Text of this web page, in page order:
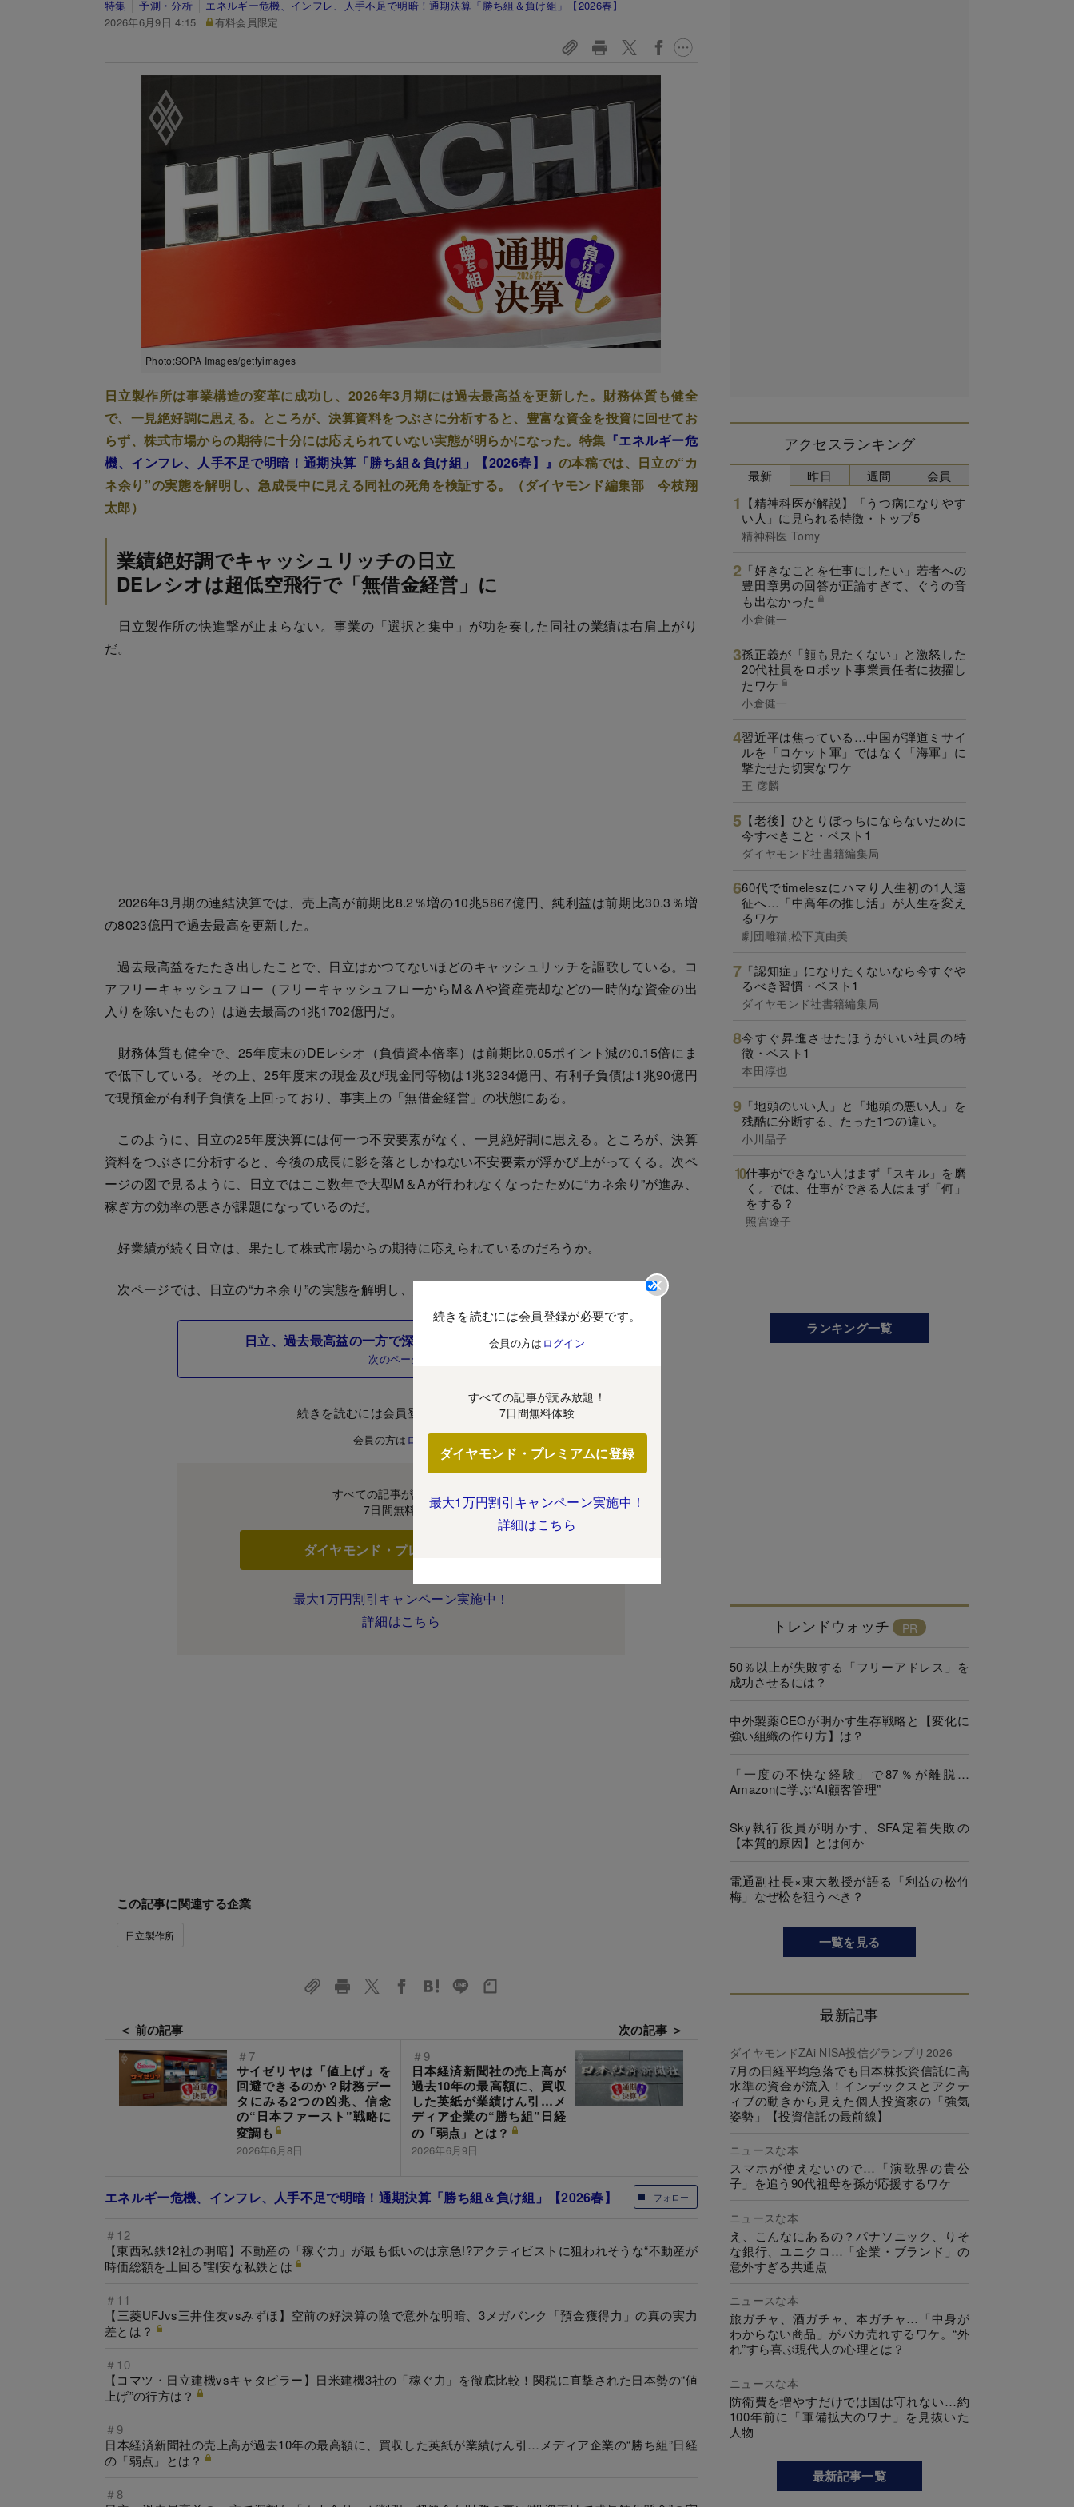
特集 予測・分析
エネルギー危機、インフレ、人手不足で明暗！通期決算「勝ち組＆負け組」【2026春】
2026年6月9日 4:15
有料会員限定
Photo:SOPA Images/gettyimages
日立製作所は事業構造の変革に成功し、2026年3月期には過去最高益を更新した。財務体質も健全
で、一見絶好調に思える。ところが、決算資料をつぶさに分析すると、豊富な資金を投資に回せてお
らず、株式市場からの期待に十分には応えられていない実態が明らかになった。特集 『エネルギー危
機、インフレ、人手不足で明暗！通期決算「勝ち組＆負け組」【2026春】』 の本稿では、日立の“カ
ネ余り”の実態を解明し、急成長中に見える同社の死角を検証する。（ダイヤモンド編集部 今枝翔
太郎）
業績絶好調でキャッシュリッチの日立
DEレシオは超低空飛行で「無借金経営」に
日立製作所の快進撃が止まらない。事業の「選択と集中」が功を奏した同社の業績は右肩上がり
だ。
2026年3月期の連結決算では、売上高が前期比8.2％増の10兆5867億円、純利益は前期比30.3％増
の8023億円で過去最高を更新した。
過去最高益をたたき出したことで、日立はかつてないほどのキャッシュリッチを謳歌している。コ
アフリーキャッシュフロー（フリーキャッシュフローからM＆Aや資産売却などの一時的な資金の出
入りを除いたもの）は過去最高の1兆1702億円だ。
財務体質も健全で、25年度末のDEレシオ（負債資本倍率）は前期比0.05ポイント減の0.15倍にま
で低下している。その上、25年度末の現金及び現金同等物は1兆3234億円、有利子負債は1兆90億円
で現預金が有利子負債を上回っており、事実上の「無借金経営」の状態にある。
このように、日立の25年度決算には何一つ不安要素がなく、一見絶好調に思える。ところが、決算
資料をつぶさに分析すると、今後の成長に影を落としかねない不安要素が浮かび上がってくる。次ペ
ージの図で見るように、日立ではここ数年で大型M＆Aが行われなくなったために“カネ余り”が進み、
稼ぎ方の効率の悪さが課題になっているのだ。
好業績が続く日立は、果たして株式市場からの期待に応えられているのだろうか。
次ページでは、日立の“カネ余り”の実態を解明し、急成長中に見える同社の死角を検証する。
日立、過去最高益の一方で深刻な「カネ余り」が判明
次のページ
続きを読むには会員登録が必要です。
会員の方は ログイン
すべての記事が読み放題！
7日間無料体験
ダイヤモンド・プレミアムに登録
最大1万円割引キャンペーン実施中！
詳細はこちら
続きを読むには会員登録が必要です。
会員の方は ログイン
すべての記事が読み放題！
7日間無料体験
ダイヤモンド・プレミアムに登録
最大1万円割引キャンペーン実施中！
詳細はこちら
この記事に関連する企業
日立製作所
＜ 前の記事
＃7
サイゼリヤは「値上げ」を
回避できるのか？財務デー
タにみる2つの凶兆、信念
の“日本ファースト”戦略に
変調も
2026年6月8日
次の記事 ＞
＃9
日本経済新聞社の売上高が
過去10年の最高額に、買収
した英紙が業績けん引…メ
ディア企業の“勝ち組”日経
の「弱点」とは？
2026年6月9日
フォロー
エネルギー危機、インフレ、人手不足で明暗！通期決算「勝ち組＆負け組」【2026春】
＃12
【東西私鉄12社の明暗】不動産の「稼ぐ力」が最も低いのは京急!?アクティビストに狙われそうな“不動産が
時価総額を上回る”割安な私鉄とは
＃11
【三菱UFJvs三井住友vsみずほ】空前の好決算の陰で意外な明暗、3メガバンク「預金獲得力」の真の実力
差とは？
＃10
【コマツ・日立建機vsキャタピラー】日米建機3社の「稼ぐ力」を徹底比較！関税に直撃された日本勢の“値
上げ”の行方は？
＃9
日本経済新聞社の売上高が過去10年の最高額に、買収した英紙が業績けん引…メディア企業の“勝ち組”日経
の「弱点」とは？
＃8
アクセスランキング
最新
【精神科医が解説】「うつ病になりやす
い人」に見られる特徴・トップ5
精神科医 Tomy
「好きなことを仕事にしたい」若者への
豊田章男の回答が正論すぎて、ぐうの音
も出なかった
小倉健一
孫正義が「顔も見たくない」と激怒した
20代社員をロボット事業責任者に抜擢し
たワケ
小倉健一
習近平は焦っている…中国が弾道ミサイ
ルを「ロケット軍」ではなく「海軍」に
撃たせた切実なワケ
王 彦麟
【老後】ひとりぼっちにならないために
今すべきこと・ベスト1
ダイヤモンド社書籍編集局
60代でtimeleszにハマり人生初の1人遠
征へ…「中高年の推し活」が人生を変え
るワケ
劇団雌猫,松下真由美
「認知症」になりたくないなら今すぐや
るべき習慣・ベスト1
ダイヤモンド社書籍編集局
今すぐ昇進させたほうがいい社員の特
徴・ベスト1
本田淳也
「地頭のいい人」と「地頭の悪い人」を
残酷に分断する、たった1つの違い。
小川晶子
仕事ができない人はまず「スキル」を磨
く。では、仕事ができる人はまず「何」
をする？
照宮遼子
昨日 週間 会員
ランキング一覧
トレンドウォッチ
50％以上が失敗する「フリーアドレス」を
成功させるには？
中外製薬CEOが明かす生存戦略と【変化に
強い組織の作り方】は？
「一度の不快な経験」で87％が離脱…
Amazonに学ぶ“AI顧客管理”
Sky執行役員が明かす、SFA定着失敗の
【本質的原因】とは何か
電通副社長×東大教授が語る「利益の松竹
梅」なぜ松を狙うべき？
一覧を見る
最新記事
ダイヤモンドZAi NISA投信グランプリ2026
7月の日経平均急落でも日本株投資信託に高
水準の資金が流入！インデックスとアクテ
ィブの動きから見えた個人投資家の「強気
姿勢」【投資信託の最前線】
ニュースな本
スマホが使えないので…「演歌界の貴公
子」を追う90代祖母を孫が応援するワケ
ニュースな本
え、こんなにあるの？パナソニック、りそ
な銀行、ユニクロ…「企業・ブランド」の
意外すぎる共通点
ニュースな本
旅ガチャ、酒ガチャ、本ガチャ…「中身が
わからない商品」がバカ売れするワケ。“外
れ”すら喜ぶ現代人の心理とは？
ニュースな本
防衛費を増やすだけでは国は守れない…約
100年前に「軍備拡大のワナ」を見抜いた
人物
最新記事一覧